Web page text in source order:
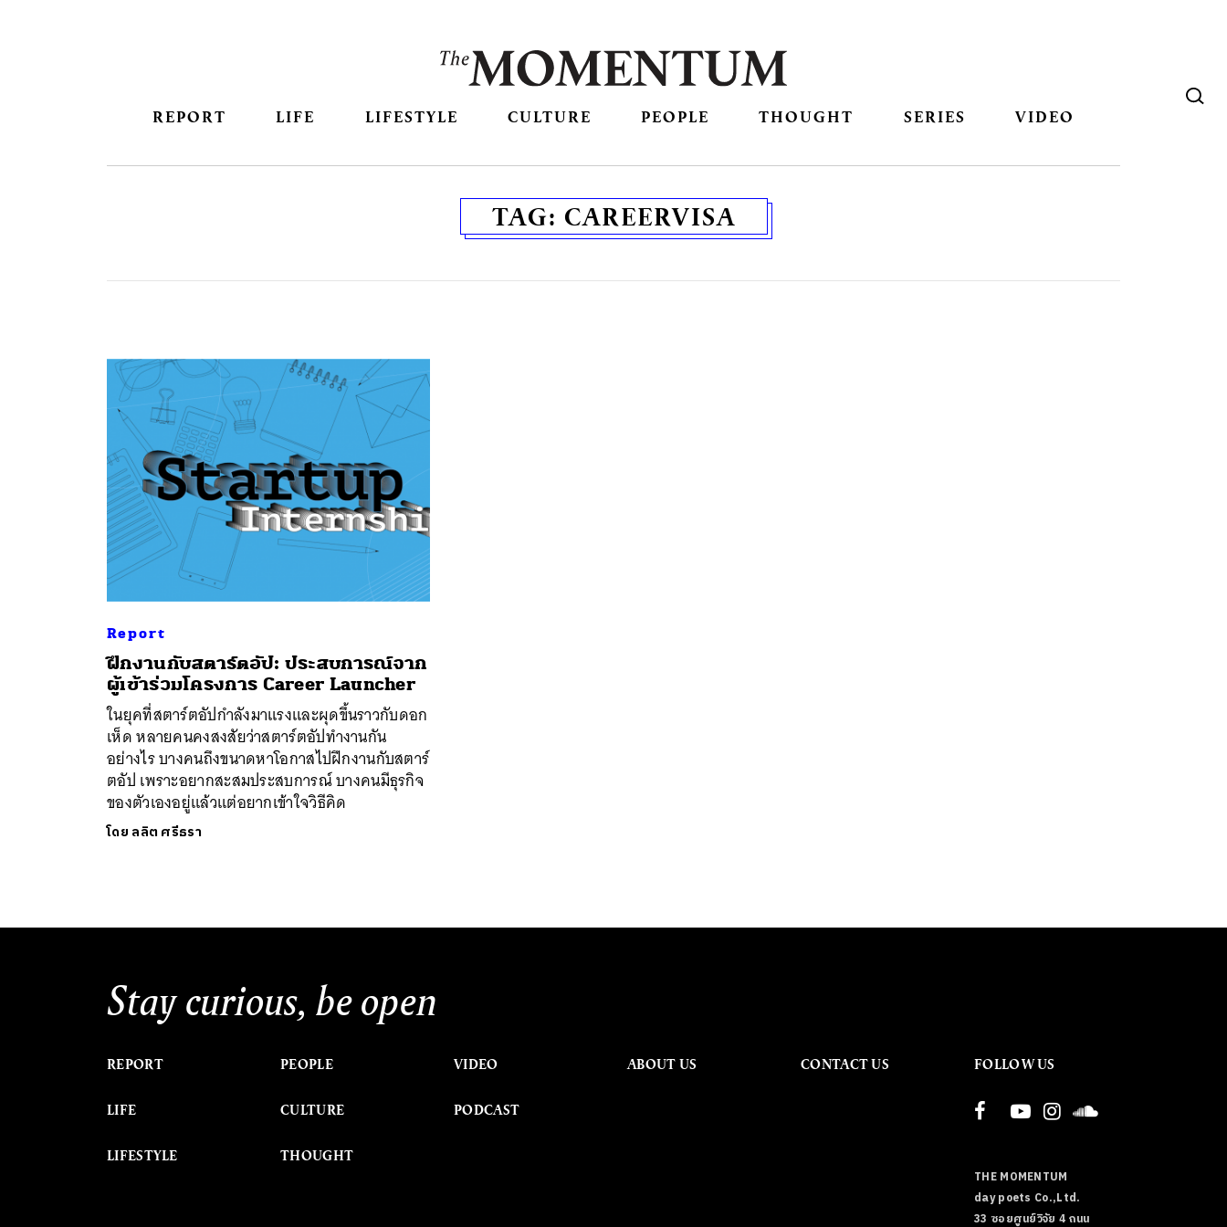
REPORT LIFE LIFESTYLE CULTURE PEOPLE THOUGHT SERIES VIDEO
TAG: CAREERVISA
Report
ฝึกงานกับสตาร์ตอัป: ประสบการณ์จาก
ผู้เข้าร่วมโครงการ Career Launcher
ในยุคที่สตาร์ตอัปกำลังมาแรงและผุดขึ้นราวกับดอก
เห็ด หลายคนคงสงสัยว่าสตาร์ตอัปทำงานกัน
อย่างไร บางคนถึงขนาดหาโอกาสไปฝึกงานกับสตาร์
ตอัป เพราะอยากสะสมประสบการณ์ บางคนมีธุรกิจ
ของตัวเองอยู่แล้วแต่อยากเข้าใจวิธีคิด
โดย ลลิต ศรีธรา
Stay curious, be open
REPORT
LIFE
LIFESTYLE
PEOPLE
CULTURE
THOUGHT
VIDEO
PODCAST
ABOUT US CONTACT US FOLLOW US
THE MOMENTUM
day poets Co.,Ltd.
33 ซอยศูนย์วิจัย 4 ถนน
ค้นหา